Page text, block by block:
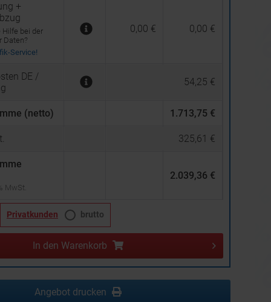
+
Hilfe bei der
Daten?
Service!
0,00 € 0,00 €
DE /
54,25 €
(netto) 1.713,75 €
325,61 €
MwSt.
2.039,36 €
Privatkunden brutto
In den Warenkorb
Angebot drucken